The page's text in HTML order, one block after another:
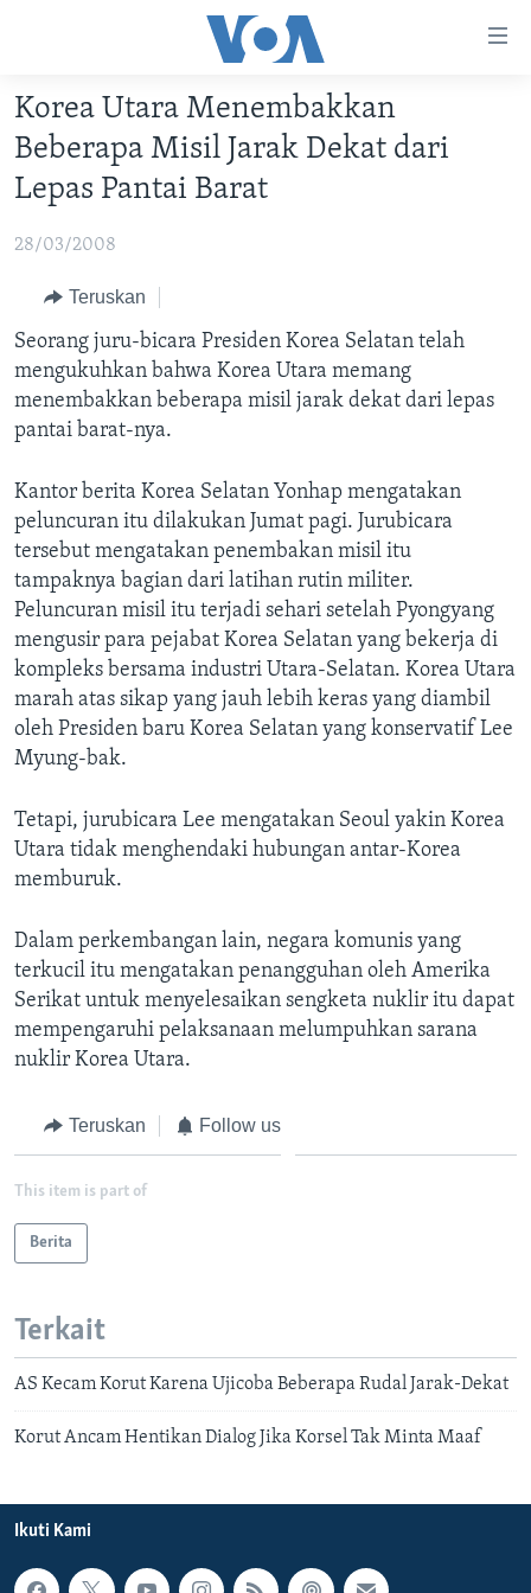
Akses
Lanjut
ke
Konten
Lanjut
Utama
Lanjut
ke
Pencarian
VIDEO
POLYGRAPH
DAFTAR PROGRAM
Learning English
IKUTI KAMI
Bahasa-bahasa
Korea Utara Menembakkan
Beberapa Misil Jarak Dekat dari
Lepas Pantai Barat
28/03/2008
Teruskan
Seorang juru-bicara Presiden Korea Selatan telah
mengukuhkan bahwa Korea Utara memang
menembakkan beberapa misil jarak dekat dari lepas
pantai barat-nya.
Kantor berita Korea Selatan Yonhap mengatakan
peluncuran itu dilakukan Jumat pagi. Jurubicara
tersebut mengatakan penembakan misil itu
tampaknya bagian dari latihan rutin militer.
Peluncuran misil itu terjadi sehari setelah Pyongyang
mengusir para pejabat Korea Selatan yang bekerja di
kompleks bersama industri Utara-Selatan. Korea Utara
marah atas sikap yang jauh lebih keras yang diambil
oleh Presiden baru Korea Selatan yang konservatif Lee
Myung-bak.
Tetapi, jurubicara Lee mengatakan Seoul yakin Korea
Utara tidak menghendaki hubungan antar-Korea
memburuk.
Dalam perkembangan lain, negara komunis yang
terkucil itu mengatakan penangguhan oleh Amerika
Serikat untuk menyelesaikan sengketa nuklir itu dapat
mempengaruhi pelaksanaan melumpuhkan sarana
nuklir Korea Utara.
Teruskan Follow us
This item is part of
Berita
Terkait
AS Kecam Korut Karena Ujicoba Beberapa Rudal Jarak-Dekat
Korut Ancam Hentikan Dialog Jika Korsel Tak Minta Maaf
Ikuti Kami